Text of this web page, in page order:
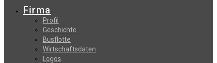
Firma
Profil
Geschichte
Busflotte
Wirtschaftsdaten
Logos